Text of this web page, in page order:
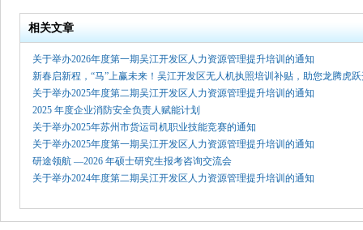
相关文章
关于举办2026年度第一期吴江开发区人力资源管理提升培训的通知
新春启新程，“马”上赢未来！吴江开发区无人机执照培训补贴，助您龙腾虎
关于举办2025年度第二期吴江开发区人力资源管理提升培训的通知
2025 年度企业消防安全负责人赋能计划
关于举办2025年苏州市货运司机职业技能竞赛的通知
关于举办2025年度第一期吴江开发区人力资源管理提升培训的通知
研途领航 —2026 年硕士研究生报考咨询交流会
关于举办2024年度第二期吴江开发区人力资源管理提升培训的通知